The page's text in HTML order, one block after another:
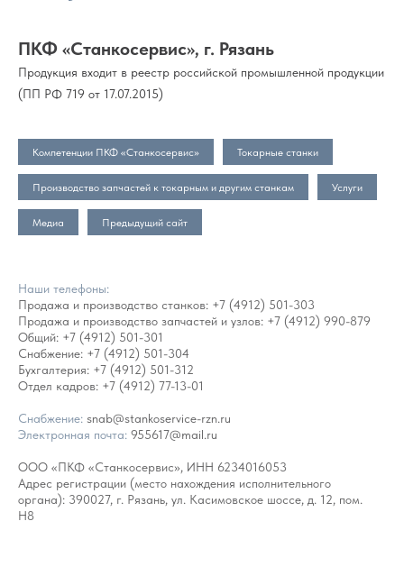
ПКФ «Станкосервис», г. Рязань
Продукция входит в реестр российской промышленной продукции
(ПП РФ 719 от 17.07.2015)
Компетенции ПКФ «Станкосервис» Токарные станки
Производство запчастей к токарным и другим станкам Услуги
Медиа Предыдущий сайт
Наши телефоны:
Продажа и производство станков: +7 (4912) 501-303
Продажа и производство запчастей и узлов: +7 (4912) 990-879
Общий: +7 (4912) 501-301
Снабжение: +7 (4912) 501-304
Бухгалтерия: +7 (4912) 501-312
Отдел кадров: +7 (4912) 77-13-01
Снабжение: snab@stankoservice-rzn.ru
Электронная почта: 955617@mail.ru
ООО «ПКФ «Станкосервис», ИНН 6234016053
Адрес регистрации (место нахождения исполнительного
органа): 390027, г. Рязань, ул. Касимовское шоссе, д. 12, пом.
Н8